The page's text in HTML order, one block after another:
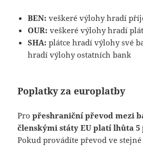
BEN: veškeré výlohy hradí
OUR: veškeré výlohy hradí
SHA: plátce hradí výlohy své
hradí výlohy ostatních bank
Poplatky za europlatby
Propřeshraniční převod mezi
členskými státy EU platí lhůta
Pokud provádíte převod ve